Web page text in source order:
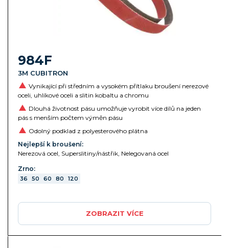
984F
3M CUBITRON
Vynikající při středním a vysokém přítlaku broušení nerezové
oceli, uhlíkové oceli a slitin kobaltu a chromu
Dlouhá životnost pásu umožňuje vyrobit více dílů na jeden
pás s menším počtem výměn pásu
Odolný podklad z polyesterového plátna
Nejlepší k broušení:
Nerezová ocel, Superslitiny/nástřik, Nelegovaná ocel
Zrno:
36 50 60 80 120
ZOBRAZIT VÍCE